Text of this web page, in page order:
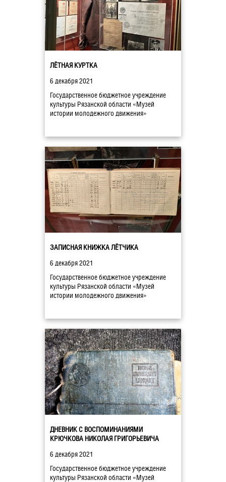
ЛЁТНАЯ КУРТКА
6 декабря 2021
Государственное бюджетное учреждение
культуры Рязанской области «Музей
истории молодежного движения»
ЗАПИСНАЯ КНИЖКА ЛЁТЧИКА
6 декабря 2021
Государственное бюджетное учреждение
культуры Рязанской области «Музей
истории молодежного движения»
ДНЕВНИК С ВОСПОМИНАНИЯМИ
КРЮЧКОВА НИКОЛАЯ ГРИГОРЬЕВИЧА
6 декабря 2021
Государственное бюджетное учреждение
культуры Рязанской области «Музей